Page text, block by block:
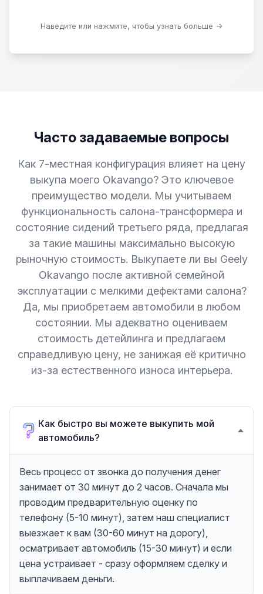
Наведите или нажмите, чтобы узнать больше →
Скачать образцы
Часто задаваемые вопросы
Как 7-местная конфигурация влияет на цену
выкупа моего Okavango? Это ключевое
преимущество модели. Мы учитываем
функциональность салона-трансформера и
состояние сидений третьего ряда, предлагая
за такие машины максимально высокую
рыночную стоимость. Выкупаете ли вы Geely
Okavango после активной семейной
эксплуатации с мелкими дефектами салона?
Да, мы приобретаем автомобили в любом
состоянии. Мы адекватно оцениваем
стоимость детейлинга и предлагаем
справедливую цену, не занижая её критично
из-за естественного износа интерьера.
Как быстро вы можете выкупить мой
автомобиль?
Весь процесс от звонка до получения денег
занимает от 30 минут до 2 часов. Сначала мы
проводим предварительную оценку по
телефону (5-10 минут), затем наш специалист
выезжает к вам (30-60 минут на дорогу),
осматривает автомобиль (15-30 минут) и если
цена устраивает - сразу оформляем сделку и
выплачиваем деньги.